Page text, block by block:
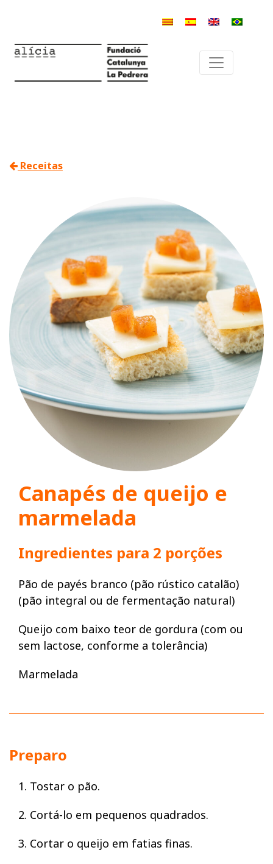
Receitas
Canapés de queijo e
marmelada
Ingredientes para 2 porções
Pão de payés branco (pão rústico catalão)
(pão integral ou de fermentação natural)
Queijo com baixo teor de gordura (com ou
sem lactose, conforme a tolerância)
Marmelada
Preparo
1. Tostar o pão.
2. Cortá-lo em pequenos quadrados.
3. Cortar o queijo em fatias finas.